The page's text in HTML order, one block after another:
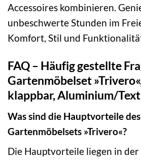
Accessoires kombinieren.
unbeschwerte Stunden im
Komfort, Stil und
FAQ – Häufig gestellte
Gartenmöbelset
klappbar, Aluminium/
Was sind die Hauptvorteile
Gartenmöbelsets »Trivero«?
Die Hauptvorteile liegen in